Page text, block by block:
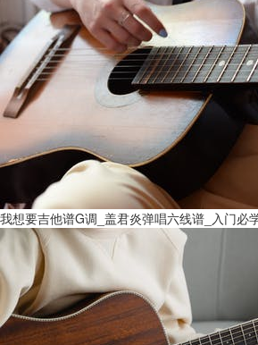
我想要吉他谱G调_盖君炎弹唱六线谱_入门必